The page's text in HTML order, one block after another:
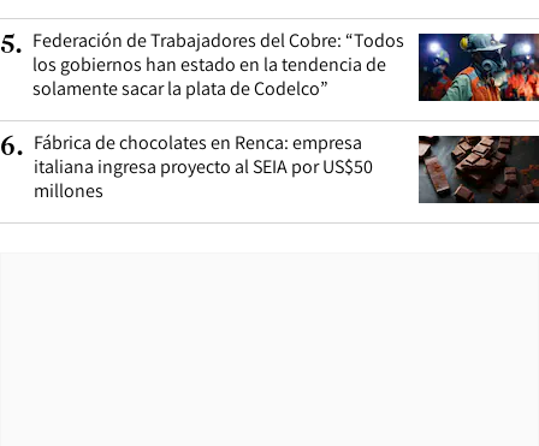
5. Federación de Trabajadores del Cobre: “Todos
los gobiernos han estado en la tendencia de
solamente sacar la plata de Codelco”
6. Fábrica de chocolates en Renca: empresa
italiana ingresa proyecto al SEIA por US$50
millones